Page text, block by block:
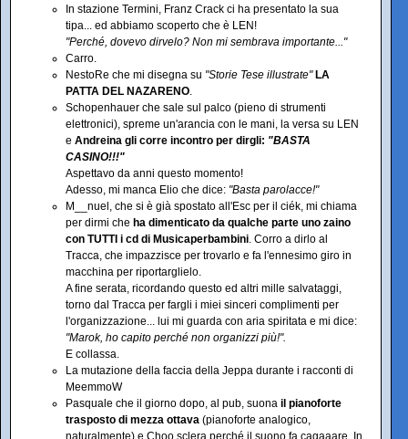
In stazione Termini, Franz Crack ci ha presentato la sua
tipa... ed abbiamo scoperto che è LEN!
"Perché, dovevo dirvelo? Non mi sembrava importante..."
Carro.
NestoRe che mi disegna su "Storie Tese illustrate" LA
PATTA DEL NAZARENO.
Schopenhauer che sale sul palco (pieno di strumenti
elettronici), spreme un'arancia con le mani, la versa su LEN
e Andreina gli corre incontro per dirgli: "BASTA
CASINO!!!"
Aspettavo da anni questo momento!
Adesso, mi manca Elio che dice: "Basta parolacce!"
M__nuel, che si è già spostato all'Esc per il ciék, mi chiama
per dirmi che ha dimenticato da qualche parte uno zaino
con TUTTI i cd di Musicaperbambini. Corro a dirlo al
Tracca, che impazzisce per trovarlo e fa l'ennesimo giro in
macchina per riportarglielo.
A fine serata, ricordando questo ed altri mille salvataggi,
torno dal Tracca per fargli i miei sinceri complimenti per
l'organizzazione... lui mi guarda con aria spiritata e mi dice:
"Marok, ho capito perché non organizzi più!".
E collassa.
La mutazione della faccia della Jeppa durante i racconti di
MeemmoW
Pasquale che il giorno dopo, al pub, suona il pianoforte
trasposto di mezza ottava (pianoforte analogico,
naturalmente) e Choo sclera perché il suono fa cagaaare. In